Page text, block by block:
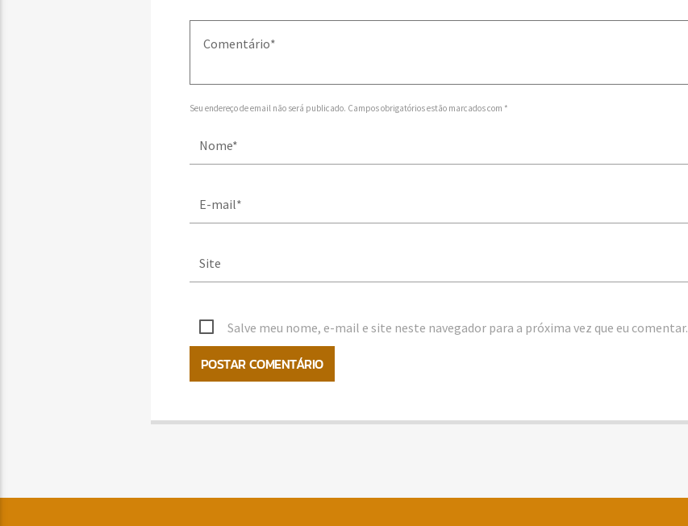
Seu endereço de email não será publicado. Campos obrigatórios estão marcados com *
Salve meu nome, e-mail e site neste navegador para a próxima vez que eu comentar.